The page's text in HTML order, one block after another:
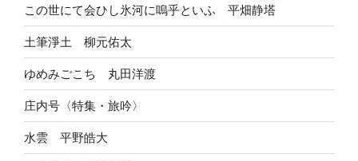
この世にて会ひし氷河に嗚乎といふ 平畑静塔
土筆淨土 柳元佑太
ゆめみごこち 丸田洋渡
庄内号〈特集・旅吟〉
水雲 平野皓大